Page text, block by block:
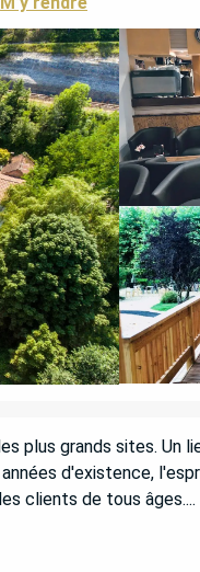
plus grands sites. Un
d'existence,
clients de tous âges....